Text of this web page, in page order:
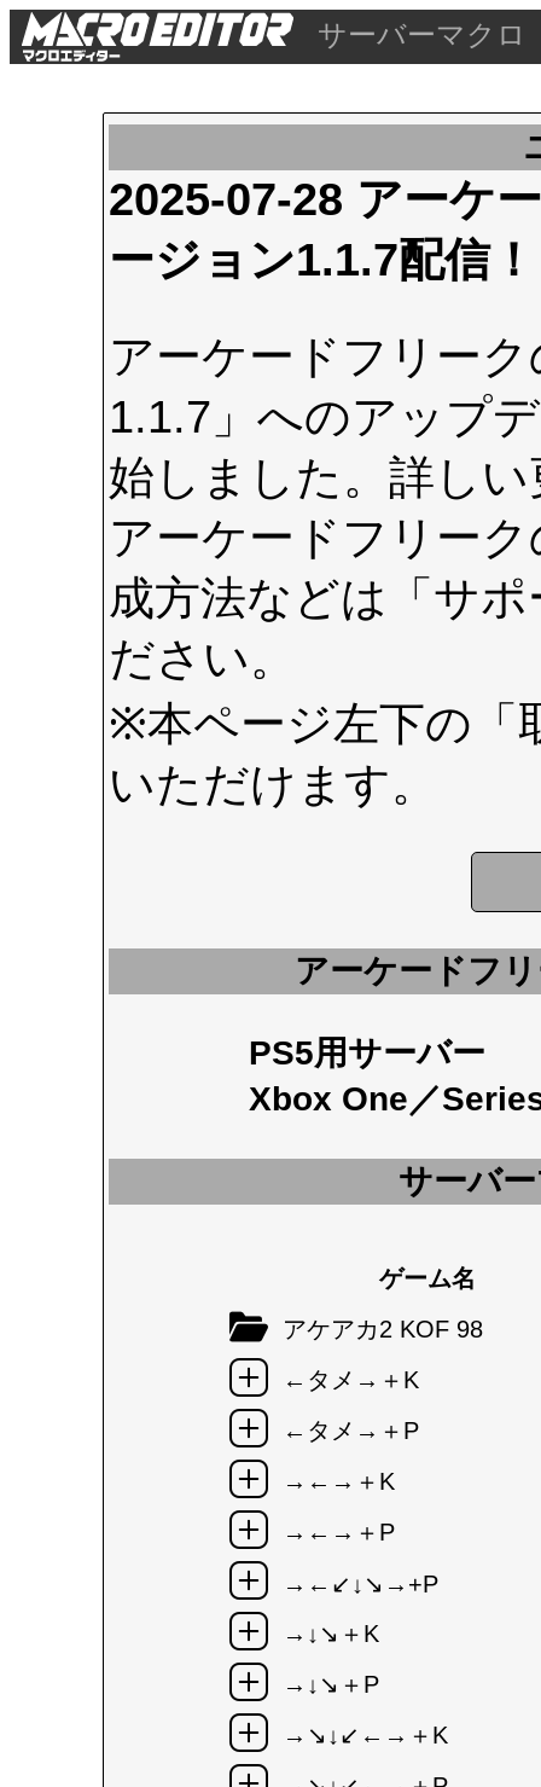
サーバーマクロ
2025-07-28 アーケ
ージョン1.1.7配信！
アーケードフリー
1.1.7」へのアップ
始しました。詳し
アーケードフリー
成方法などは 「サ
ださい。
※本ページ左下の
いただけます。
アーケードフ
PS5用サーバー
Xbox One／
サーバ
ゲーム名
アケアカ2 KOF 98
←タメ→＋K
←タメ→＋P
→←→＋K
→←→＋P
→←↙↓↘→+P
→↓↘＋K
→↓↘＋P
→↘↓↙←→＋K